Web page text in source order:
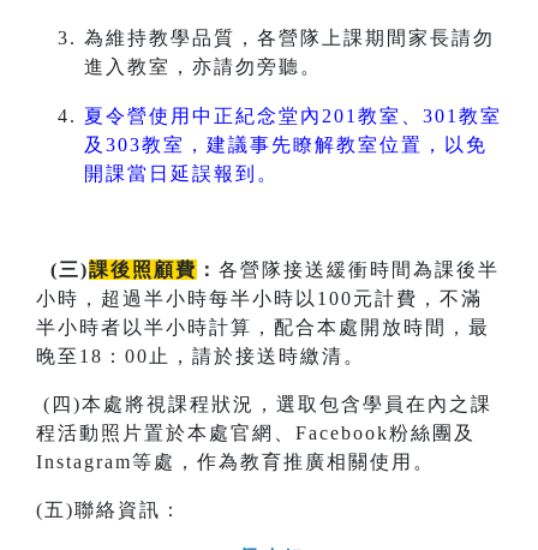
為維持教學品質，各營隊上課期間家長請勿
進入教室，亦請勿旁聽。
夏令營使用中正紀念堂內201教室、301教室
及303教室，建議事先瞭解教室位置，以免
開課當日延誤報到。
(三)課後照顧費 ： 各營隊接送緩衝時間為課後半
小時，超過半小時每半小時以100元計費，不滿
半小時者以半小時計算，配合本處開放時間，最
晚至18：00止，請於接送時繳清。
(四)本處將視課程狀況，選取包含學員在內之課
程活動照片置於本處官網、Facebook粉絲團及
Instagram等處，作為教育推廣相關使用。
(五)聯絡資訊：